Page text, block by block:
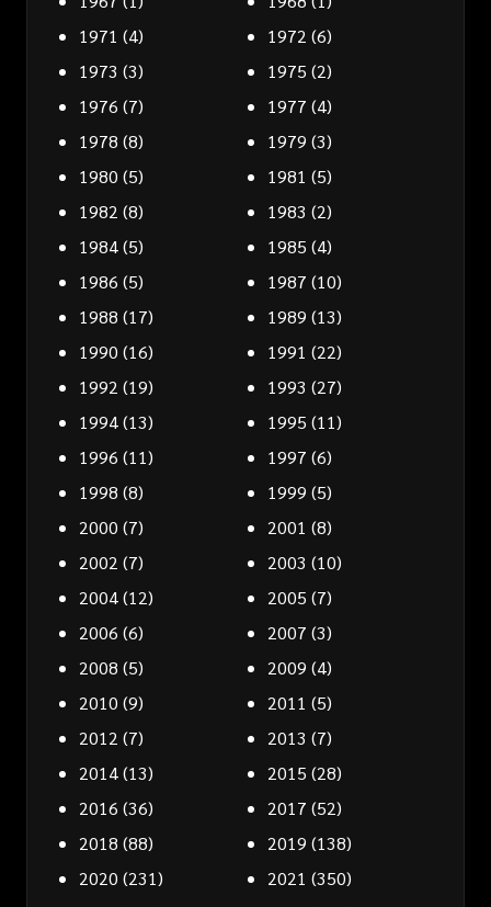
1971 (4) 1972 (6)
1973 (3) 1975 (2)
1976 (7) 1977 (4)
1978 (8) 1979 (3)
1980 (5) 1981 (5)
1982 (8) 1983 (2)
1984(5) 1985 (4)
1986 (5) 1987 (10)
1988 (17) 1989 (13)
1990 (16) 1991 (22)
1992 (19) 1993 (27)
1994(13) 1995 (11)
1996 (11) 1997 (6)
1998 (8) 1999 (5)
2000 (7) 2001 (8)
2002 (7) 2003 (10)
2004(12) 2005 (7)
2006 (6) 2007 (3)
2008 (5) 2009 (4)
2010 (9) 2011 (5)
2012 (7) 2013 (7)
2014(13) 2015 (28)
2016 (36) 2017 (52)
2018 (88) 2019 (138)
2020 (231) 2021 (350)